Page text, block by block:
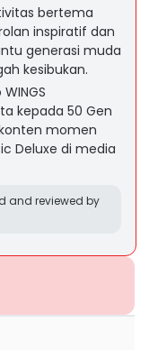
bertema
inspiratif dan
generasi muda
kesibukan.
kepada 50 Gen
momen
Deluxe di media
and reviewed by